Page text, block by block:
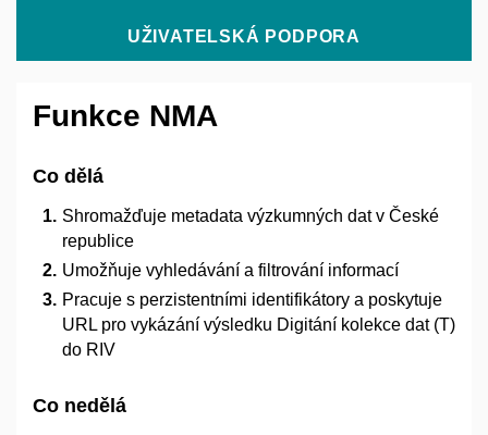
UŽIVATELSKÁ PODPORA
Funkce NMA
Co dělá
Shromažďuje metadata výzkumných dat v České
republice
Umožňuje vyhledávání a filtrování informací
Pracuje s perzistentními identifikátory a poskytuje
URL pro vykázání výsledku Digitání kolekce dat (T)
do RIV
Co nedělá